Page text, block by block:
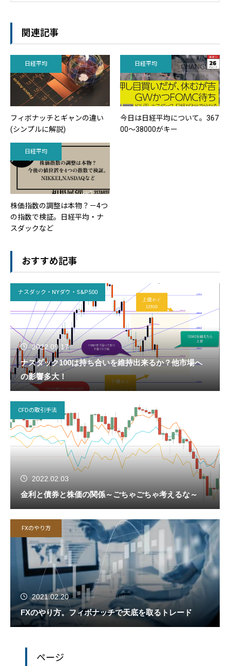
ーピー ホームページ；https://3starter.jp
関連記事
日経平均
フィボナッチとギャンの違い
(シンプルに解説)
日経平均
今日は日経平均について。367
00～38000がキー
日経平均
株価指数の調整は本物？－4つ
の指数で検証。日経平均・ナ
スダックなど
おすすめ記事
ナスダック・NYダウ・S&P500
2022.09.17
ナスダック100は持ち合いを維持出来るか？他市場へ
の影響多大！
CFDの取引手法
2022.02.03
金利と債券と株価の関係～ごちゃごちゃ考えるな～
FXのやり方
2021.02.20
FXのやり方。フィボナッチで天底を取るトレード
ページ